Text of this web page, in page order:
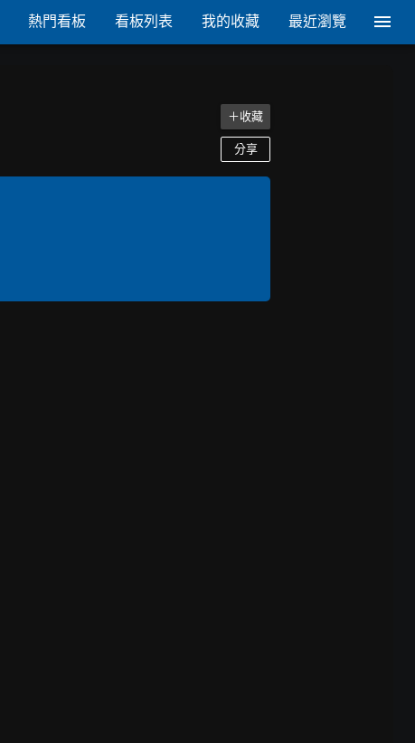
熱門看板 看板列表 我的收藏 最近瀏覽
＋收藏
分享